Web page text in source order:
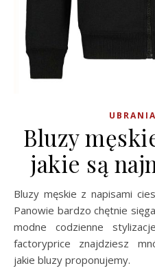
Bluzy
jakie są
Bluzy męskie z napisami cieszą się dużym powodzeniem.
Panowie bardzo chętnie
modne codzienne
factoryprice znajdziesz
jakie bluzy proponujemy.